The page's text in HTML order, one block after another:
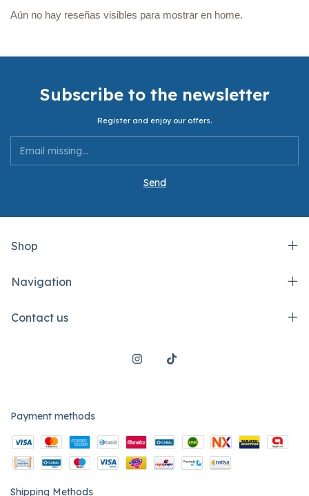
Aún no hay reseñas visibles para mostrar en home.
Subscribe to the newsletter
Register and enjoy our offers.
Shop
Navigation
Contact us
Payment methods
Shipping Methods